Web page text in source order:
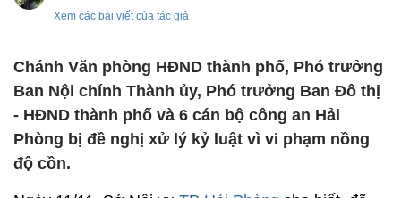
Xem các bài viết của tác giả
Chánh Văn phòng HĐND thành phố, Phó trưởng
Ban Nội chính Thành ủy, Phó trưởng Ban Đô thị
- HĐND thành phố và 6 cán bộ công an Hải
Phòng bị đề nghị xử lý kỷ luật vì vi phạm nồng
độ cồn.